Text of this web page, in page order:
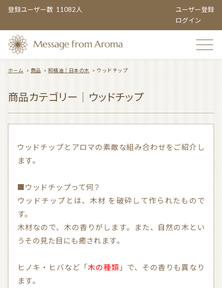
登録ユーザー数 11082人
ユーザー登録
ログイン
TOP
アロマエンタメ情報
気持ちを切り替えるアロマ 天然の香り－アロマテラピー
アロマ日常使い
ホーム > 商品 >和精油｜日本の木 > ウッドチップ
商品カテゴリー｜ウッドチップ
ウッドチップとアロマの素敵な組み合わせをご紹介し
ます。
■ウッドチップって何？
ウッドチップとは、木材 を破砕して作られたもので
す。
木材なので、木の香りがします。また、自然の木とい
うその見た目にも癒されます。
ヒノキ・ヒバなど「木の種類 」で、その香りも異なり
ます。